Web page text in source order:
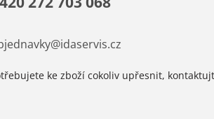
@idaservis.cz
ke zboží cokoliv upřesnit,